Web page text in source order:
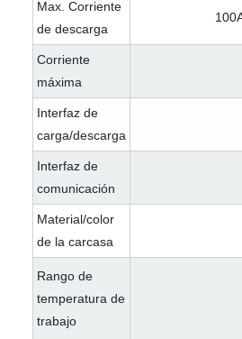
Max. Corriente
de descarga
Corriente
máxima
Interfaz de
carga/descarga
Interfaz de
comunicación
Material/color
de la carcasa
Rango de
temperatura de
trabajo